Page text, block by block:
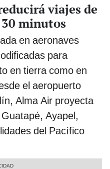
viajes de
minutos
en aeronaves
para
en tierra como en
el aeropuerto
Alma Air proyecta
Ayapel,
del Pacífico